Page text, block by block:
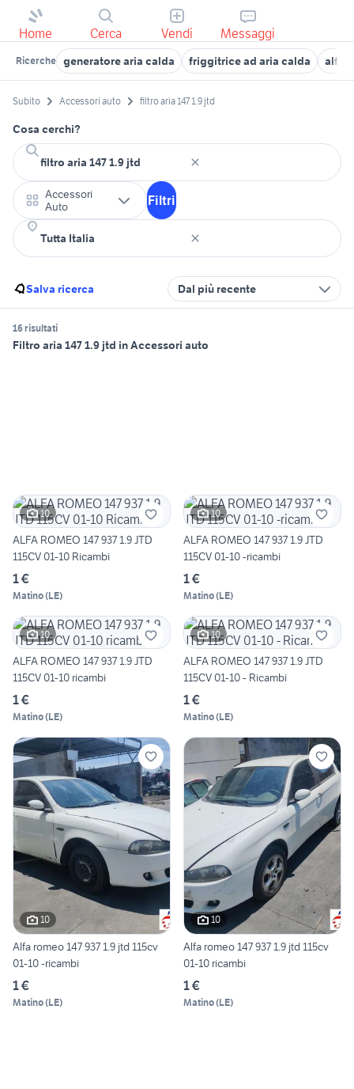
Home Cerca Vendi Messaggi
Ricerche generatore aria calda friggitrice ad aria calda alfa
Subito Accessori auto filtro aria 147 1.9 jtd
Cosa cerchi?
Accessori
Auto
Filtri
Salva ricerca Dal più recente
16 risultati
Filtro aria 147 1.9 jtd in Accessori auto
10
ALFA ROMEO 147 937 1.9 JTD
115CV 01-10 Ricambi
1 €
Matino(LE)
10
ALFA ROMEO 147 937 1.9 JTD
115CV 01-10 -ricambi
1 €
Matino(LE)
10
ALFA ROMEO 147 937 1.9 JTD
115CV 01-10 ricambi
1 €
Matino(LE)
10
ALFA ROMEO 147 937 1.9 JTD
115CV 01-10 - Ricambi
1 €
Matino(LE)
10
Alfa romeo 147 937 1.9 jtd 115cv
01-10 -ricambi
1 €
Matino(LE)
10
Alfa romeo 147 937 1.9 jtd 115cv
01-10 ricambi
1 €
Matino(LE)